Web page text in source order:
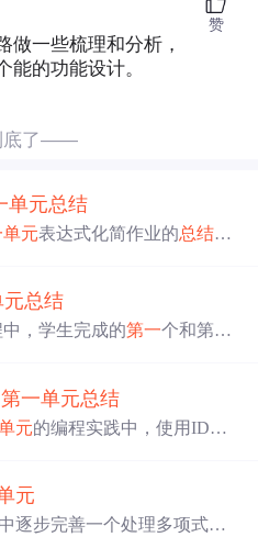
做一些梳理和分析，
能的功能设计。
赞
了——
单元总结
单元表达式化简作业的总结。
SOLID原则，但也存在架构
元总结
，学生完成的第一个和第二
类的设计，多项式计算的
心得
第一单元总结
元的编程实践中，使用IDEA
章强调了面向对象设计的重
的设计对后续编码的便利
元
逐步完善一个处理多项式表